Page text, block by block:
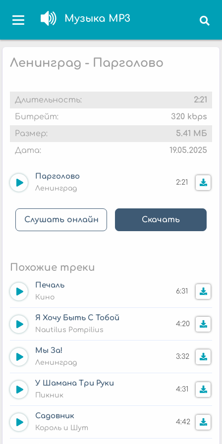
Музыка MP3
Ленинград - Парголово
Длительность:
2:21
Битрейт:
320 kbps
Размер:
5.41 МБ
Дата:
19.05.2025
Парголово
Ленинград
2:21
Слушать онлайн Скачать
Похожие треки
Печаль
Кино
6:31
Я Хочу Быть С Тобой
Nautilus Pompilius
4:20
Мы За!
Ленинград
3:32
У Шамана Три Руки
Пикник
4:31
Садовник
Король и Шут
4:42